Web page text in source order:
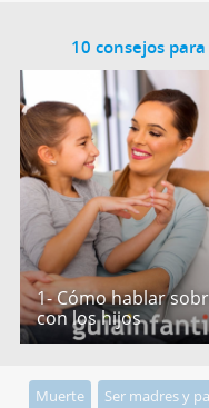
10 consejos
1- Cómo hablar
con los hijos
Muerte Ser madres y